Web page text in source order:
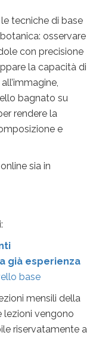
tecniche di base
osservare
con precisione
la capacità di
bagnato su
rendere la
e
sia in
già esperienza
base
mensili della
lezioni vengono
riservatamente a